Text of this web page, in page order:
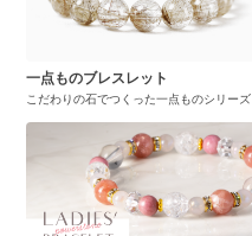
一点ものブレスレット
こだわりの石でつくった一点ものシリーズ